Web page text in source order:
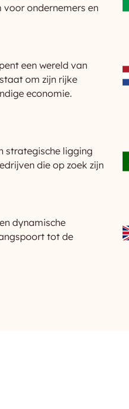
ondernemers en
een wereld van
om zijn rijke
economie.
strategische ligging
die op zoek zijn
dynamische
tot de